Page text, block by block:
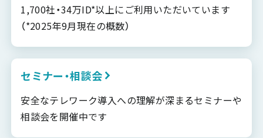
1,700社・34万ID*以上にご利用いただいています
（*2025年9月現在の概数）
セミナー・相談会
安全なテレワーク導入への理解が深まるセミナーや
相談会を開催中です